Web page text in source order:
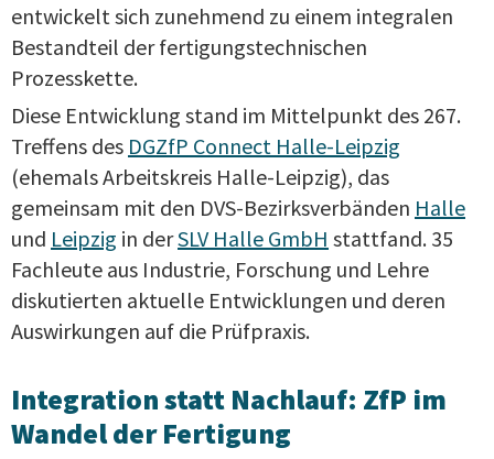
entwickelt sich zunehmend zu einem integralen
Bestandteil der fertigungstechnischen
Prozesskette.
Diese Entwicklung stand im Mittelpunkt des 267.
Treffens des DGZfP Connect Halle-Leipzig
(ehemals Arbeitskreis Halle-Leipzig), das
gemeinsam mit den DVS-Bezirksverbänden Halle
und Leipzig in derSLV Halle GmbH stattfand. 35
Fachleute aus Industrie, Forschung und Lehre
diskutierten aktuelle Entwicklungen und deren
Auswirkungen auf die Prüfpraxis.
Integration statt Nachlauf: ZfP im
Wandel der Fertigung